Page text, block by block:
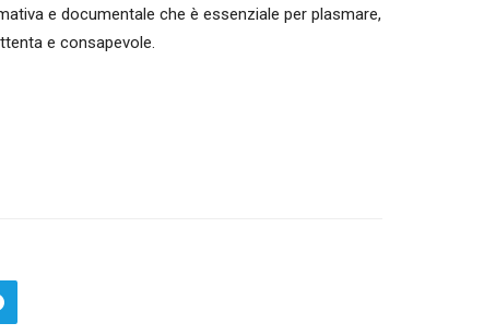
e documentale che è essenziale per plasmare,
e consapevole.